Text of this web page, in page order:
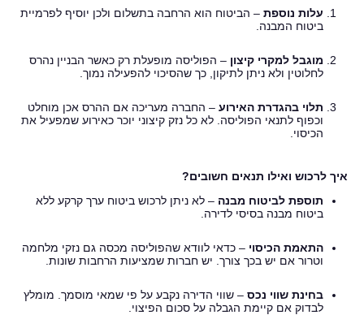
עלות נוספת – הביטוח הוא הרחבה בתשלום ולכן יוסיף לפרמיית
ביטוח המבנה.
מוגבל למקרי קיצון – הפוליסה מופעלת רק כאשר הבניין נהרס
לחלוטין ולא ניתן לתיקון, כך שהסיכוי להפעילה נמוך.
תלוי בהגדרת האירוע – החברה מעריכה אם ההרס אכן מוחלט
וכפוף לתנאי הפוליסה. לא כל נזק קיצוני יוכר כאירוע שמפעיל את
הכיסוי.
איך לרכוש ואילו תנאים חשובים?
תוספת לביטוח מבנה – לא ניתן לרכוש ביטוח ערך קרקע ללא
ביטוח מבנה בסיסי לדירה.
התאמת הכיסוי – כדאי לוודא שהפוליסה מכסה גם נזקי מלחמה
וטרור אם יש בכך צורך. יש חברות שמציעות הרחבות שונות.
בחינת שווי נכס – שווי הדירה נקבע על פי שמאי מוסמך. מומלץ
לבדוק אם קיימת הגבלה על סכום הפיצוי.